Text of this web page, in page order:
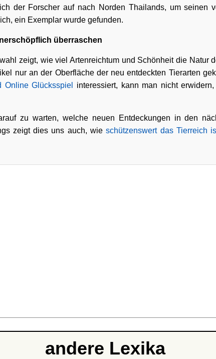
der Forscher auf nach Norden Thailands, um seinen
ein Exemplar wurde gefunden.
überraschen
zeigt, wie viel Artenreichtum und Schönheit die Natur
nur an der Oberfläche der neu entdeckten Tierarten
Online Glücksspiel interessiert, kann man nicht
zu warten, welche neuen Entdeckungen in den
zeigt dies uns auch, wieschützenswert das Tierreich
andere Lexika